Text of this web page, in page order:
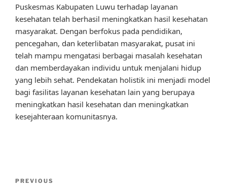
Puskesmas Kabupaten Luwu terhadap layanan
kesehatan telah berhasil meningkatkan hasil kesehatan
masyarakat. Dengan berfokus pada pendidikan,
pencegahan, dan keterlibatan masyarakat, pusat ini
telah mampu mengatasi berbagai masalah kesehatan
dan memberdayakan individu untuk menjalani hidup
yang lebih sehat. Pendekatan holistik ini menjadi model
bagi fasilitas layanan kesehatan lain yang berupaya
meningkatkan hasil kesehatan dan meningkatkan
kesejahteraan komunitasnya.
Previous
PREVIOUS